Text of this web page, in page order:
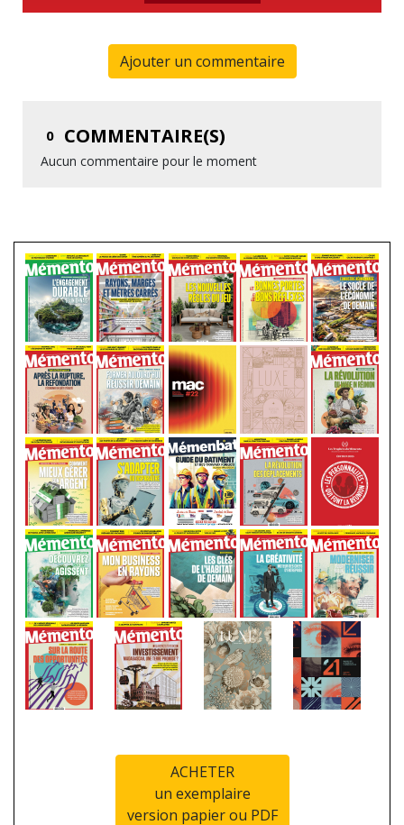
Ajouter un commentaire
0 COMMENTAIRE(S)
Aucun commentaire pour le moment
ACHETER
un exemplaire
version papier ou PDF